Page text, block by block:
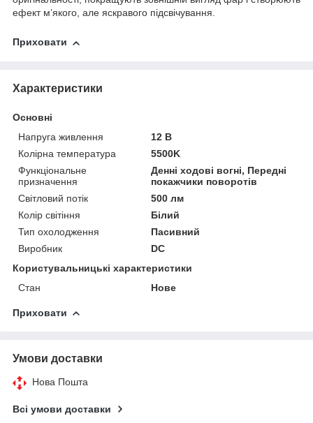
ефект м’якого, але яскравого підсвічування.
Приховати
Характеристики
Основні
Напруга живлення
12 В
Колірна температура
5500K
Функціональне
призначення
Денні ходові вогні, Передні
покажчики поворотів
Світловий потік
500 лм
Колір світіння
Білий
Тип охолодження
Пасивний
Виробник
DC
Користувальницькі характеристики
Стан
Нове
Приховати
Умови доставки
Нова Пошта
Всі умови доставки